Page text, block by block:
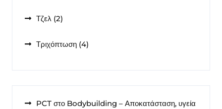
Τζελ 22
Τριχόπτωση 44
PCT στο Bodybuilding – Αποκατάσταση, υγεία